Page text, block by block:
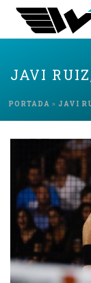
JAVI
PORTADA » JAVI